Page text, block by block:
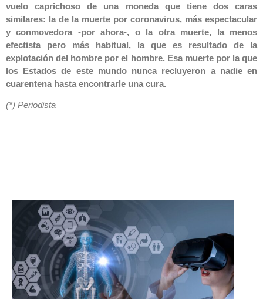
vuelo caprichoso de una moneda que tiene dos caras
similares: la de la muerte por coronavirus, más espectacular
y conmovedora -por ahora-, o la otra muerte, la menos
efectista pero más habitual, la que es resultado de la
explotación del hombre por el hombre. Esa muerte por la que
los Estados de este mundo nunca recluyeron a nadie en
cuarentena hasta encontrarle una cura.
(*) Periodista